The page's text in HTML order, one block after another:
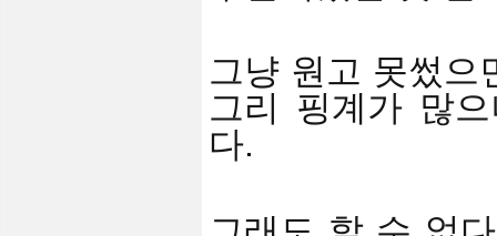
그냥 원고 못썼으
그리 핑계가 많
다.